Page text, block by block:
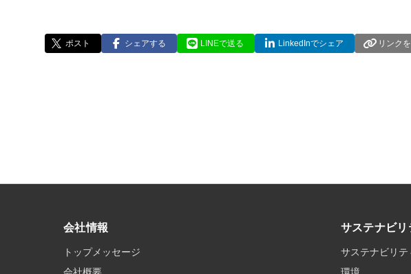
ポスト シェアする LINEで送る LinkedInでシェア リンク
会社情報
トップメッセージ
サステナビリ
サステナビリテ